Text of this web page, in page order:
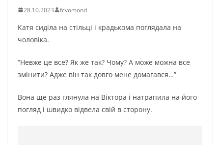
28.10.2023 fcvomond
Катя сиділа на стільці і крадькома поглядала на
чоловіка.
“Невже це все? Як же так? Чому? А може можна все
змінити? Адже він так довго мене домагався…”
Вона ще раз глянула на Віктора і натрапила на його
погляд і швидко відвела свій в сторону.